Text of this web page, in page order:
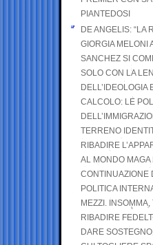
PIANTEDOSI
DE ANGELIS: “LA
GIORGIA MELONI
SANCHEZ SI
SOLO CON LA
DELL’IDEOLOGIA
CALCOLO: LE
TERRENO
RIBADIRE
AL MONDO MAGA
CONTINUAZIONE
POLITICA
MEZZI. INSOMMA,
RIBADIRE
DARE